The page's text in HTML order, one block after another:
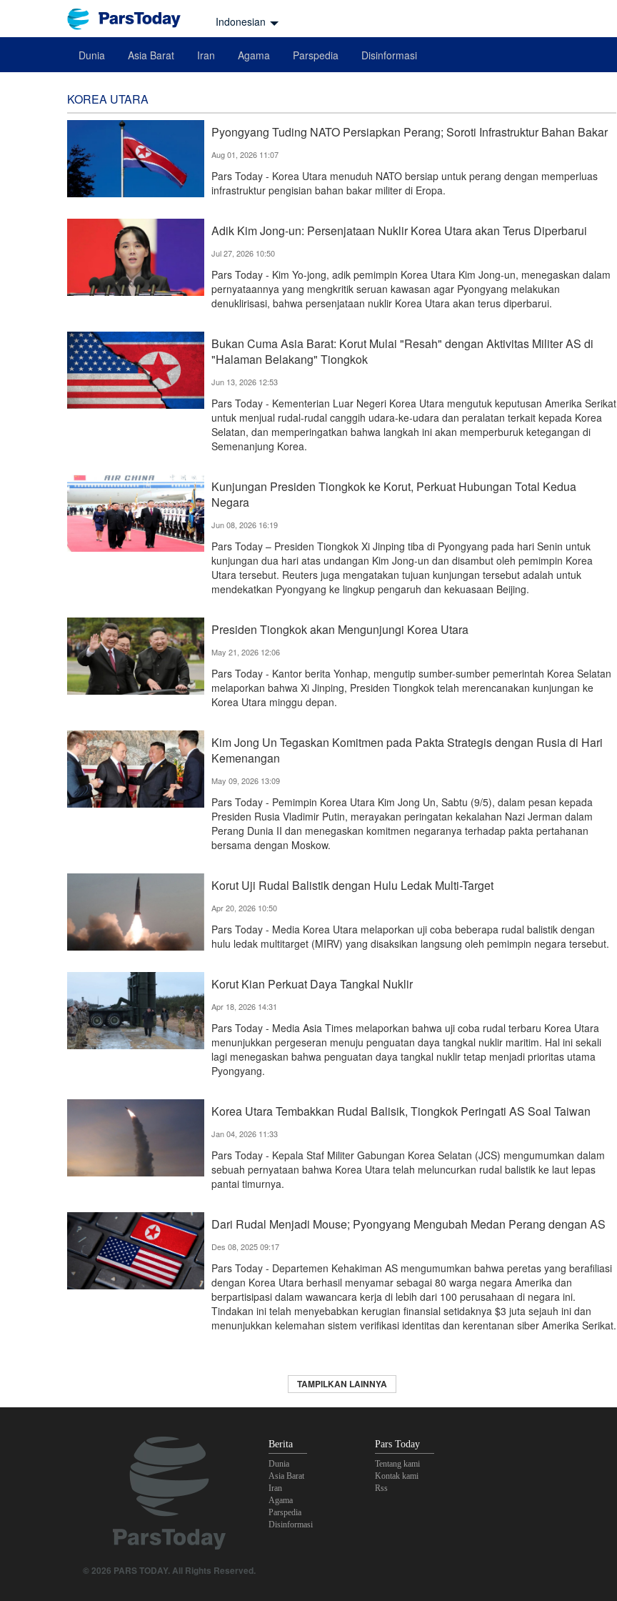
Indonesian
Dunia Asia Barat Iran Agama Parspedia Disinformasi
KOREA UTARA
Pyongyang Tuding NATO Persiapkan Perang; Soroti Infrastruktur Bahan Bakar
Aug 01, 2026 11:07
Pars Today - Korea Utara menuduh NATO bersiap untuk perang dengan memperluas
infrastruktur pengisian bahan bakar militer di Eropa.
Adik Kim Jong-un: Persenjataan Nuklir Korea Utara akan Terus Diperbarui
Jul 27, 2026 10:50
Pars Today - Kim Yo-jong, adik pemimpin Korea Utara Kim Jong-un, menegaskan dalam
pernyataannya yang mengkritik seruan kawasan agar Pyongyang melakukan
denuklirisasi, bahwa persenjataan nuklir Korea Utara akan terus diperbarui.
Bukan Cuma Asia Barat: Korut Mulai "Resah" dengan Aktivitas Militer AS di
"Halaman Belakang" Tiongkok
Jun 13, 2026 12:53
Pars Today - Kementerian Luar Negeri Korea Utara mengutuk keputusan Amerika Serikat
untuk menjual rudal-rudal canggih udara-ke-udara dan peralatan terkait kepada Korea
Selatan, dan memperingatkan bahwa langkah ini akan memperburuk ketegangan di
Semenanjung Korea.
Kunjungan Presiden Tiongkok ke Korut, Perkuat Hubungan Total Kedua
Negara
Jun 08, 2026 16:19
Pars Today – Presiden Tiongkok Xi Jinping tiba di Pyongyang pada hari Senin untuk
kunjungan dua hari atas undangan Kim Jong-un dan disambut oleh pemimpin Korea
Utara tersebut. Reuters juga mengatakan tujuan kunjungan tersebut adalah untuk
mendekatkan Pyongyang ke lingkup pengaruh dan kekuasaan Beijing.
Presiden Tiongkok akan Mengunjungi Korea Utara
May 21, 2026 12:06
Pars Today - Kantor berita Yonhap, mengutip sumber-sumber pemerintah Korea Selatan
melaporkan bahwa Xi Jinping, Presiden Tiongkok telah merencanakan kunjungan ke
Korea Utara minggu depan.
Kim Jong Un Tegaskan Komitmen pada Pakta Strategis dengan Rusia di Hari
Kemenangan
May 09, 2026 13:09
Pars Today - Pemimpin Korea Utara Kim Jong Un, Sabtu (9/5), dalam pesan kepada
Presiden Rusia Vladimir Putin, merayakan peringatan kekalahan Nazi Jerman dalam
Perang Dunia II dan menegaskan komitmen negaranya terhadap pakta pertahanan
bersama dengan Moskow.
Korut Uji Rudal Balistik dengan Hulu Ledak Multi-Target
Apr 20, 2026 10:50
Pars Today - Media Korea Utara melaporkan uji coba beberapa rudal balistik dengan
hulu ledak multitarget (MIRV) yang disaksikan langsung oleh pemimpin negara tersebut.
Korut Kian Perkuat Daya Tangkal Nuklir
Apr 18, 2026 14:31
Pars Today - Media Asia Times melaporkan bahwa uji coba rudal terbaru Korea Utara
menunjukkan pergeseran menuju penguatan daya tangkal nuklir maritim. Hal ini sekali
lagi menegaskan bahwa penguatan daya tangkal nuklir tetap menjadi prioritas utama
Pyongyang.
Korea Utara Tembakkan Rudal Balisik, Tiongkok Peringati AS Soal Taiwan
Jan 04, 2026 11:33
Pars Today - Kepala Staf Militer Gabungan Korea Selatan (JCS) mengumumkan dalam
sebuah pernyataan bahwa Korea Utara telah meluncurkan rudal balistik ke laut lepas
pantai timurnya.
Dari Rudal Menjadi Mouse; Pyongyang Mengubah Medan Perang dengan AS
Des 08, 2025 09:17
Pars Today - Departemen Kehakiman AS mengumumkan bahwa peretas yang berafiliasi
dengan Korea Utara berhasil menyamar sebagai 80 warga negara Amerika dan
berpartisipasi dalam wawancara kerja di lebih dari 100 perusahaan di negara ini.
Tindakan ini telah menyebabkan kerugian finansial setidaknya $3 juta sejauh ini dan
menunjukkan kelemahan sistem verifikasi identitas dan kerentanan siber Amerika Serikat.
TAMPILKAN LAINNYA
© 2026 PARS TODAY. All Rights Reserved.
Berita
Dunia
Asia Barat
Iran
Agama
Parspedia
Disinformasi
Pars Today
Tentang kami
Kontak kami
Rss